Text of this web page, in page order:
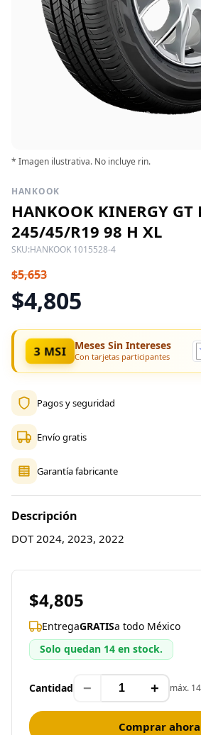
* Imagen ilustrativa. No incluye rin.
HANKOOK
HANKOOK KINERGY GT
245/45/R19 98 H XL
SKU:HANKOOK 1015528-4
$5,653
$4,805
3 MSI Meses Sin Intereses
Con tarjetas participantes
Pagos y seguridad
Envío gratis
Garantía fabricante
Descripción
DOT 2024, 2023, 2022
$4,805
EntregaGRATISa todo México
Solo quedan 14 en stock.
Cantidad − + máx. 14
Comprar ahora